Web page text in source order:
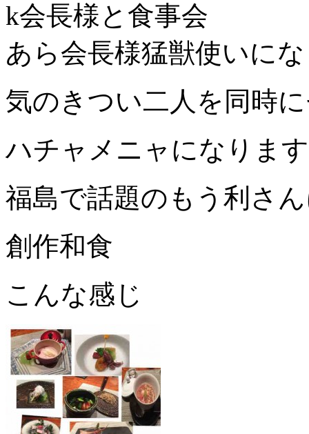
k会長様と食事会
あら会長様猛獣使いに
気のきつい二人を同時
ハチャメニャになりま
福島で話題のもう利さ
創作和食
こんな感じ